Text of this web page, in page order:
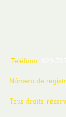
Teléfono:
Número de
Tous droits